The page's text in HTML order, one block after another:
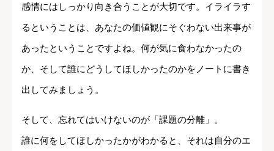
感情にはしっかり向き合うことが大切です。イライラす
るということは、あなたの価値観にそぐわない出来事が
あったということですよね。何が気に食わなかったの
か、そして誰にどうしてほしかったのかをノートに書き
出してみましょう。
そして、忘れてはいけないのが「課題の分離」。
誰に何をしてほしかったかがわかると、それは自分のエ